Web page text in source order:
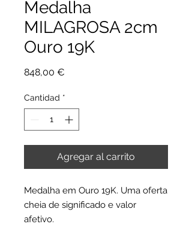
Medalha
MILAGROSA 2cm
Ouro 19K
848,00 €
Cantidad *
Agregar al carrito
Medalha em Ouro 19K. Uma oferta
cheia de significado e valor
afetivo.